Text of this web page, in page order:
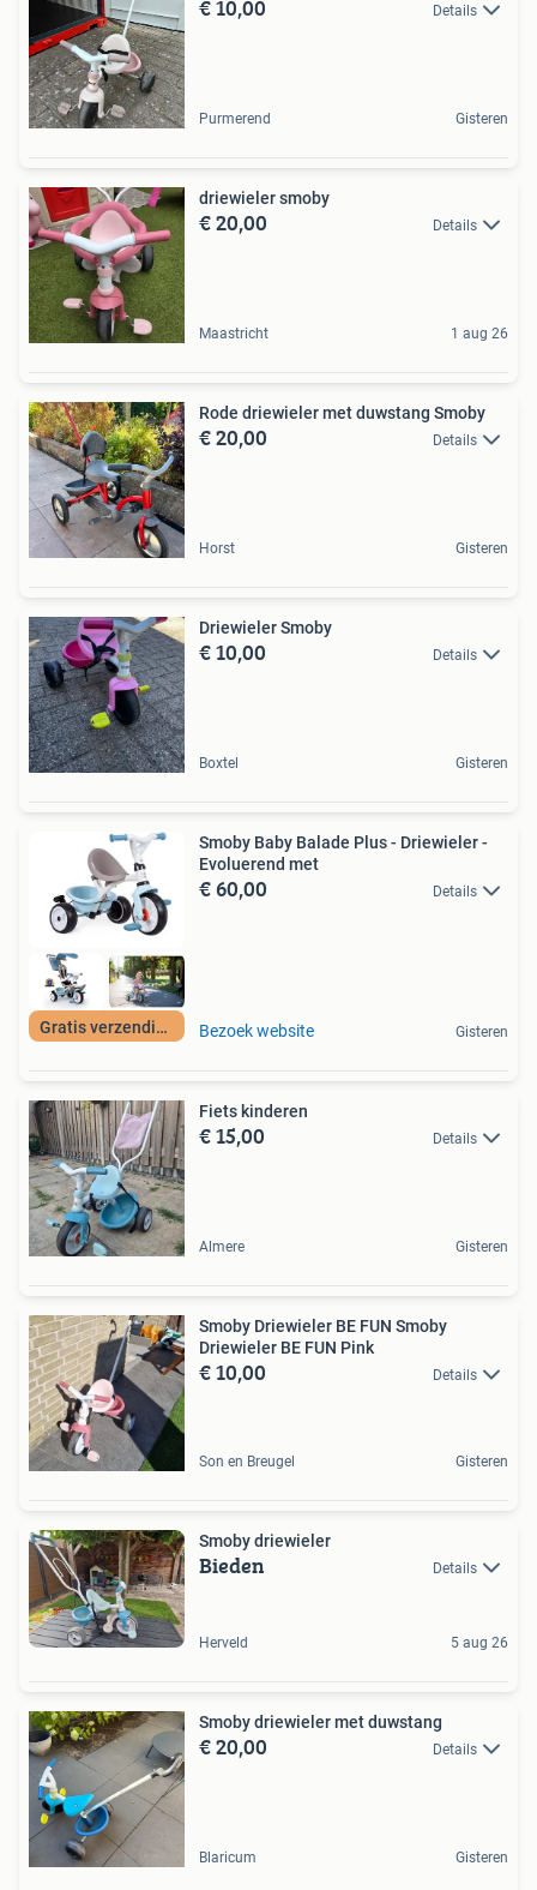
€ 10,00 Details
Purmerend Gisteren
driewieler smoby
€ 20,00 Details
Maastricht 1 aug 26
Rode driewieler met duwstang Smoby
€ 20,00 Details
Horst Gisteren
Driewieler Smoby
€ 10,00 Details
Boxtel Gisteren
Gratis verzending
Smoby Baby Balade Plus - Driewieler -
Evoluerend met
€ 60,00 Details
Bezoek website Gisteren
Fiets kinderen
€ 15,00 Details
Almere Gisteren
Smoby Driewieler BE FUN Smoby
Driewieler BE FUN Pink
€ 10,00 Details
Son en Breugel Gisteren
Smoby driewieler
Bieden Details
Herveld 5 aug 26
Smoby driewieler met duwstang
€ 20,00 Details
Blaricum Gisteren